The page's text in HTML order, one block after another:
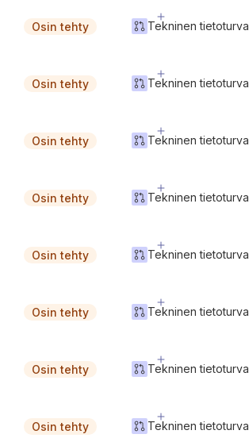
Osin tehty Tekninen tietoturva
Osin tehty Tekninen tietoturva
Osin tehty Tekninen tietoturva
Osin tehty Tekninen tietoturva
Osin tehty Tekninen tietoturva
Osin tehty Tekninen tietoturva
Osin tehty Tekninen tietoturva
Osin tehty Tekninen tietoturva